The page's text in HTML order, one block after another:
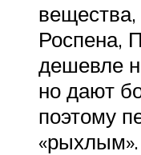
Роспена,
дешевле
но дают
поэтому
«рыхлым».